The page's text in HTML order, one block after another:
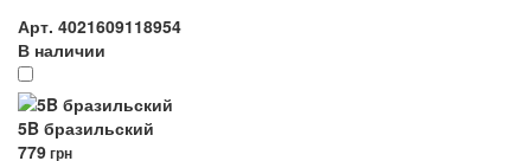
Арт. 4021609118954
В наличии
5B бразильский
779грн